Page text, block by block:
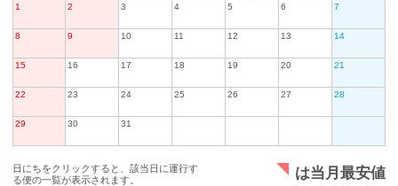
1 2 3 4 5 6 7
8 9 10 11 12 13 14
15 16 17 18 19 20 21
22 23 24 25 26 27 28
29 30 31
日にちをクリックすると、該当日に運行す
る便の一覧が表示されます。
は当月最安値